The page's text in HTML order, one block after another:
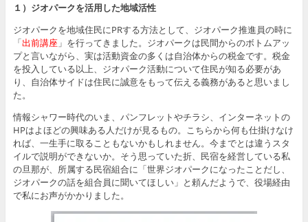
１）ジオパークを活用した地域活性
ジオパークを地域住民にPRする方法として、ジオパーク推進員の時に
「出前講座」を行ってきました。ジオパークは民間からのボトムアッ
プと言いながら、実は活動資金の多くは自治体からの税金です。税金
を投入している以上、ジオパーク活動について住民が知る必要があ
り、自治体サイドは住民に誠意をもって伝える義務があると思いまし
た。
情報シャワー時代のいま、パンフレットやチラシ、インターネットの
HPはよほどの興味ある人だけが見るもの。こちらから何も仕掛けなけ
れば、一生手に取ることもないかもしれません。今までとは違うスタ
イルで説明ができないか。そう思っていた折、民宿を経営している私
の旦那が、所属する民宿組合に「世界ジオパークになったことだし、
ジオパークの話を組合員に聞いてほしい」と頼んだようで、役場経由
で私にお声がかかりました。